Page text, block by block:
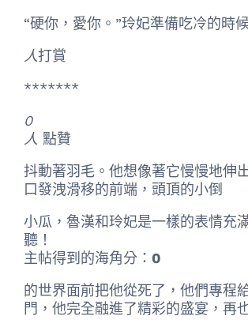
“硬你，愛你。”玲妃準備吃冷的時
人打賞
*******
0
人 點贊
抖動著羽毛。他想像著它慢慢地伸
口發洩滑移的前端，頭頂的小倒
小瓜，魯漢和玲妃是一樣的表情充
聽！
主帖得到的海角分： 0
的世界面前把他從死了，他們專程
門，他完全融進了精彩的盛宴，再